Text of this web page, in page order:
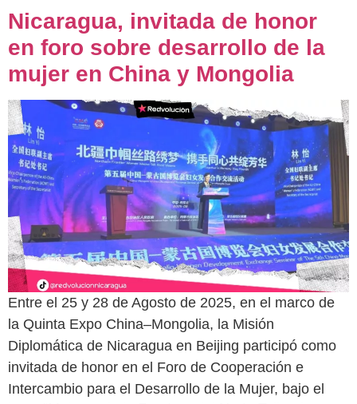
Nicaragua, invitada de honor
en foro sobre desarrollo de la
mujer en China y Mongolia
Entre el 25 y 28 de Agosto de 2025, en el marco de
la Quinta Expo China–Mongolia, la Misión
Diplomática de Nicaragua en Beijing participó como
invitada de honor en el Foro de Cooperación e
Intercambio para el Desarrollo de la Mujer, bajo el